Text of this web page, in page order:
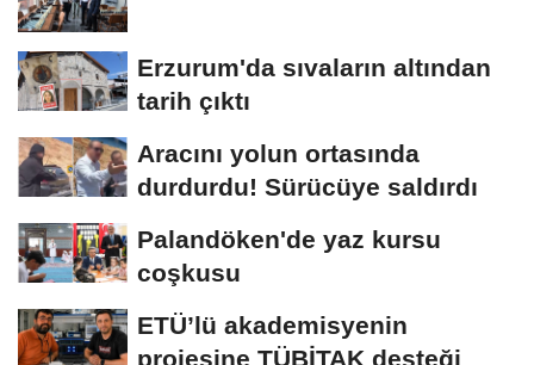
Erzurum'da sıvaların altından
tarih çıktı
Aracını yolun ortasında
durdurdu! Sürücüye saldırdı
Palandöken'de yaz kursu
coşkusu
ETÜ’lü akademisyenin
projesine TÜBİTAK desteği